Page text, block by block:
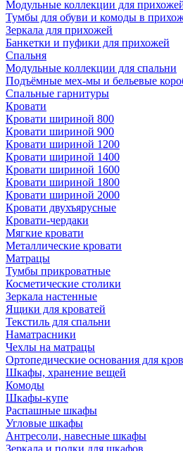
Модульные коллекции для
Тумбы для обуви и комоды в
Зеркала для прихожей
Банкетки и пуфики для прихожей
Спальня
Модульные коллекции для спальни
Подъёмные мех-мы и бельевые
Спальные гарнитуры
Кровати
Кровати шириной 800
Кровати шириной 900
Кровати шириной 1200
Кровати шириной 1400
Кровати шириной 1600
Кровати шириной 1800
Кровати шириной 2000
Кровати двухъярусные
Кровати-чердаки
Мягкие кровати
Металлические кровати
Матрацы
Тумбы прикроватные
Косметические столики
Зеркала настенные
Ящики для кроватей
Текстиль для спальни
Наматрасники
Чехлы на матрацы
Ортопедические основания для
Шкафы, хранение вещей
Комоды
Шкафы-купе
Распашные шкафы
Угловые шкафы
Антресоли, навесные шкафы
Зеркала и полки для шкафов